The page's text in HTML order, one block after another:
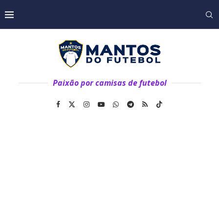
Paixão por camisas de futebol